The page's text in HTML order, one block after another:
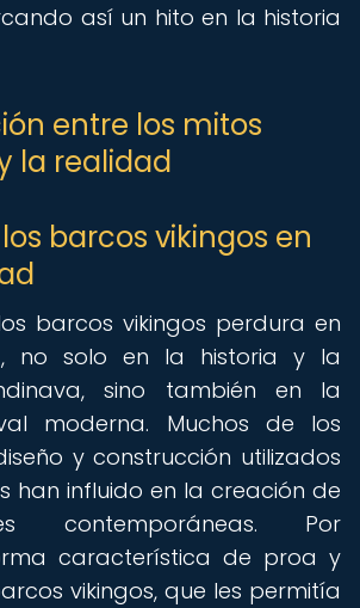
así un hito en la historia
entre los mitos
la realidad
barcos vikingos en
barcos vikingos perdura en
no solo en la historia y la
sino también en la
moderna. Muchos de los
y construcción utilizados
han influido en la creación de
contemporáneas. Por
característica de proa y
vikingos, que les permitía